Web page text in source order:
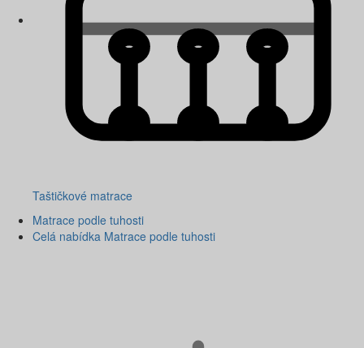
Taštičkové matrace
Matrace podle tuhosti
Celá nabídka Matrace podle tuhosti